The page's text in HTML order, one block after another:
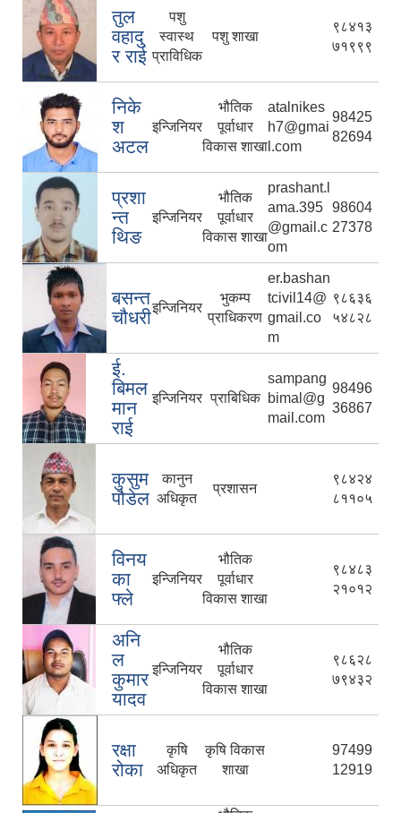
तुल
वहादु
र राई
पशु
स्वास्थ
प्राविधिक
पशु शाखा
९८४१३
७१९९९
निके
श
अटल
इन्जिनियर
भौतिक
पूर्वाधार
विकास शाखा
atalnikes
h7@gmai
l.com
98425
82694
प्रशा
न्त
थिङ
इन्जिनियर
भौतिक
पूर्वाधार
विकास शाखा
prashant.l
ama.395
@gmail.c
om
98604
27378
बसन्त
चौधरीइन्जिनियर
भुकम्प
प्राधिकरण
er.bashan
tcivil14@
gmail.co
m
९८६३६
५४८२८
ई.
बिमल
मान
राई
इन्जिनियर प्राबिधिक
sampang
bimal@g
mail.com
98496
36867
कुसुम
पौडेल
कानुन
अधिकृत
प्रशासन
९८४२४
८११०५
विनय
का
फ्ले
इन्जिनियर
भौतिक
पूर्वाधार
विकास शाखा
९८४८३
२१०१२
अनि
ल
कुमार
यादव
इन्जिनियर
भौतिक
पूर्वाधार
विकास शाखा
९८६२८
७९४३२
रक्षा
रोका
कृषि
अधिकृत
कृषि विकास
शाखा
97499
12919